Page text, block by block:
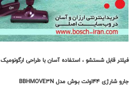
فیلتر قابل شستشو ، استفاده آسان با طراحی ارگونومیک
جارو شارژی 144ولت بـوش مدل BBHMOVE3N